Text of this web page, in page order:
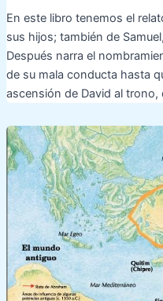
En este libro tenemos el
sus hijos; también de
Después narra el
de su mala conducta hasta
ascensión de David al trono,